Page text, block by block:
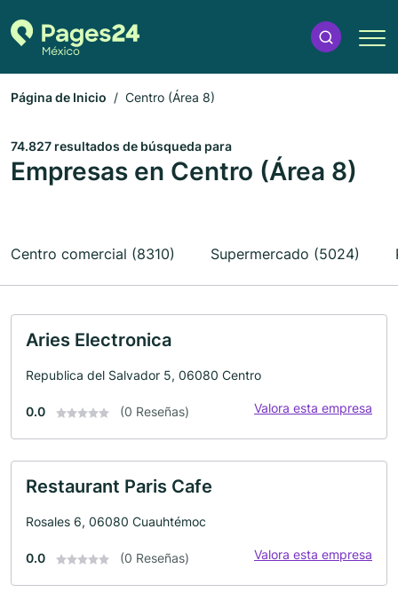
Página de Inicio Centro (Área 8)
74.827 resultados de búsqueda para
Empresas en Centro (Área 8)
Centro comercial (8310) Supermercado (5024)
Aries Electronica
Republica del Salvador 5, 06080 Centro
0.0 (0 Reseñas) Valora esta empresa
Restaurant Paris Cafe
Rosales 6, 06080 Cuauhtémoc
0.0 (0 Reseñas) Valora esta empresa